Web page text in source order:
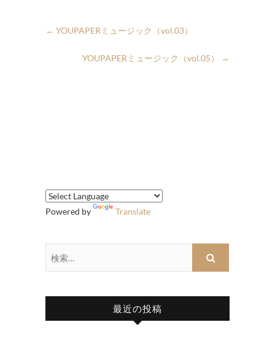
← YOUPAPERミュージック（vol.03）
YOUPAPERミュージック（vol.05） →
Powered by Translate
最近の投稿